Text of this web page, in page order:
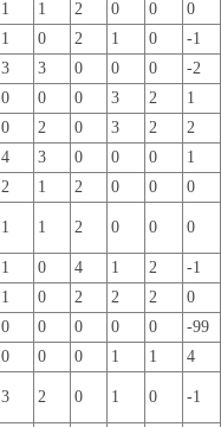
1 1 2 0 0
0
1 0 2 1 0
-1
3 3 0 0 0
-2
0 0 0 3 2
1
0 2 0 3 2
2
4 3 0 0 0
1
2 1 2 0 0
0
1 1 2 0 0 0
1 0 4 1 2
-1
1 0 2 2 2
0
0 0 0 0 0
-99
0 0 0 1 1
4
3 2 0 1 0 -1